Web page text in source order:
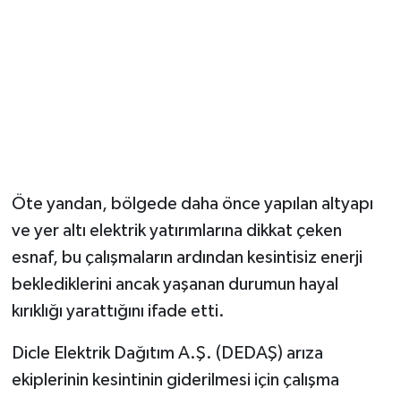
Öte yandan, bölgede daha önce yapılan altyapı
ve yer altı elektrik yatırımlarına dikkat çeken
esnaf, bu çalışmaların ardından kesintisiz enerji
beklediklerini ancak yaşanan durumun hayal
kırıklığı yarattığını ifade etti.
Dicle Elektrik Dağıtım A.Ş. (DEDAŞ) arıza
ekiplerinin kesintinin giderilmesi için çalışma